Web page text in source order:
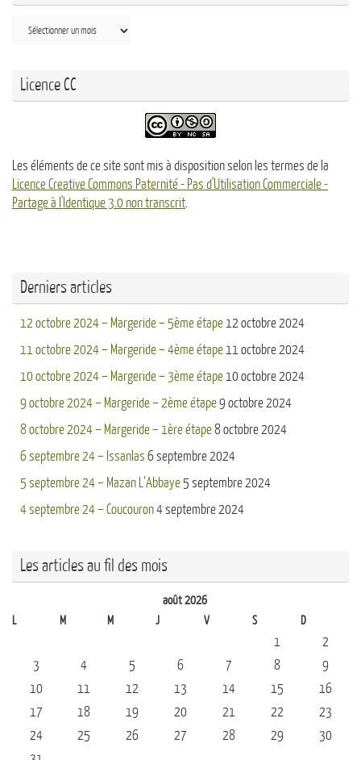
Archives
Licence CC
Les éléments de ce site sont mis à disposition selon les termes de la
Licence Creative Commons Paternité - Pas d'Utilisation Commerciale -
Partage à l'Identique 3.0 non transcrit
Derniers articles
12 octobre 2024 – Margeride – 5ème étape 12 octobre 2024
11 octobre 2024 – Margeride – 4ème étape 11 octobre 2024
10 octobre 2024 – Margeride – 3ème étape 10 octobre 2024
9 octobre 2024 – Margeride – 2ème étape9 octobre 2024
8 octobre 2024 – Margeride – 1ère étape8 octobre 2024
6 septembre 24 – Issanlas 6 septembre 2024
5 septembre 24 – Mazan L’Abbaye 5 septembre 2024
4 septembre 24 – Coucouron4 septembre 2024
Les articles au fil des mois
août 2026
L
M M J V S D
1
2
3
4 5 6 7 8
9
10
11 12 13 14 15
16
17
18 19 20 21 22
23
24
25 26 27 28 29
30